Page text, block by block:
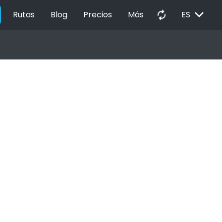
Rutas Blog Precios Más autorenew ES EXPAND_MORE